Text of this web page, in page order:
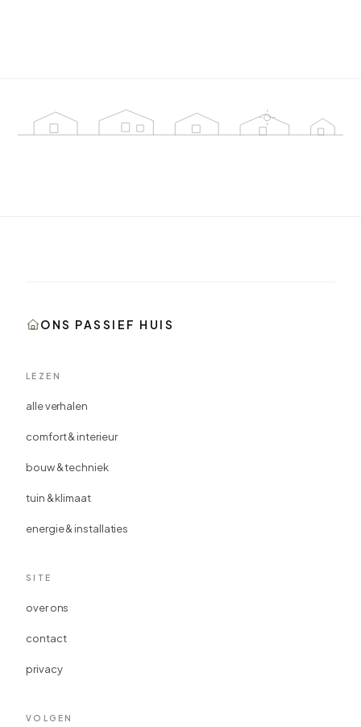
ONS PASSIEF HUIS
LEZEN
alle verhalen
comfort & interieur
bouw & techniek
tuin & klimaat
energie & installaties
SITE
over ons
contact
privacy
VOLGEN